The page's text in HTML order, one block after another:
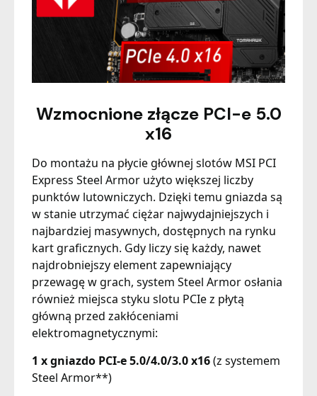
Wzmocnione złącze PCI-e 5.0
x16
Do montażu na płycie głównej slotów MSI PCI
Express Steel Armor użyto większej liczby
punktów lutowniczych. Dzięki temu gniazda są
w stanie utrzymać ciężar najwydajniejszych i
najbardziej masywnych, dostępnych na rynku
kart graficznych. Gdy liczy się każdy, nawet
najdrobniejszy element zapewniający
przewagę w grach, system Steel Armor osłania
również miejsca styku slotu PCIe z płytą
główną przed zakłóceniami
elektromagnetycznymi:
1 x gniazdo PCI-e 5.0/4.0/3.0 x16(z systemem
Steel Armor**)